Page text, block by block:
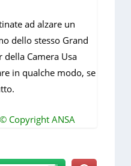
ad alzare un
dello stesso Grand
Camera Usa
in qualche modo, se
Copyright ANSA